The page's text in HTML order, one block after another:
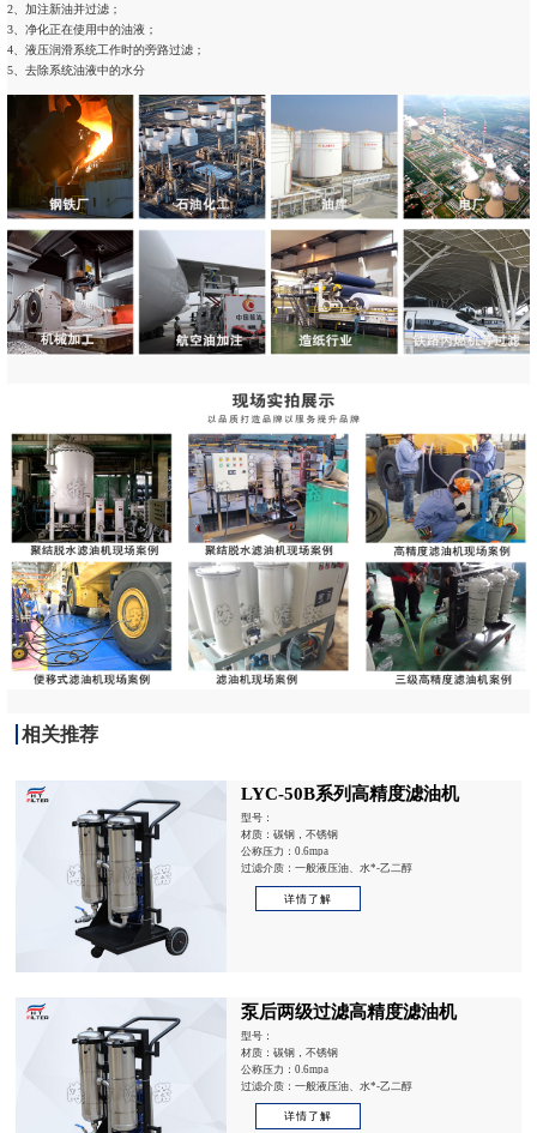
2、加注新油并过滤；
3、净化正在使用中的油液；
4、液压润滑系统工作时的旁路过滤；
5、去除系统油液中的水分
相关推荐
LYC-50B系列高精度滤油机
型号：
材质：碳钢，不锈钢
公称压力：0.6mpa
过滤介质：一般液压油、水*-乙二醇
详情了解
泵后两级过滤高精度滤油机
型号：
材质：碳钢，不锈钢
公称压力：0.6mpa
过滤介质：一般液压油、水*-乙二醇
详情了解